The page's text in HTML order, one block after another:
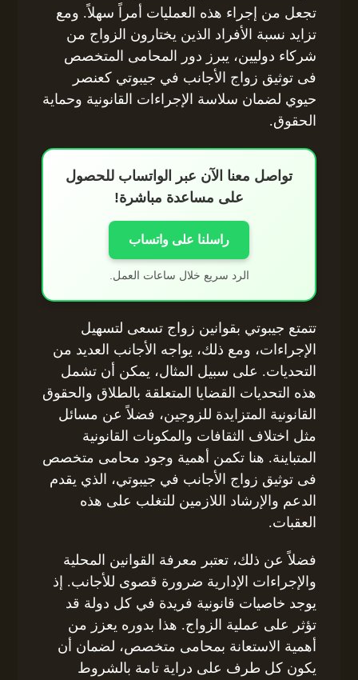
تجعل من إجراء هذه العمليات أمراً سهلاً. ومع
تزايد نسبة الأفراد الذين يختارون الزواج من
شركاء دوليين، يبرز دور المحامى المتخصص
فى توثيق زواج الأجانب في جيبوتي كعنصر
حيوي لضمان سلاسة الإجراءات القانونية وحماية
الحقوق.
تواصل معنا الآن عبر الواتساب للحصول
على مساعدة مباشرة!
راسلنا على واتساب
الرد سريع خلال ساعات العمل.
تتمتع جيبوتي بقوانين زواج تسعى لتسهيل
الإجراءات، ومع ذلك، يواجه الأجانب العديد من
التحديات. على سبيل المثال، يمكن أن تشمل
هذه التحديات القضايا المتعلقة بالطلاق والحقوق
القانونية المتزايدة للزوجين، فضلاً عن مسائل
مثل اختلاف الثقافات والمكونات القانونية
المتباينة. هنا تكمن أهمية وجود محامى متخصص
فى توثيق زواج الأجانب في جيبوتي، الذي يقدم
الدعم والإرشاد اللازمين للتغلب على هذه
العقبات.
فضلاً عن ذلك، تعتبر معرفة القوانين المحلية
والإجراءات الإدارية ضرورة قصوى للأجانب. إذ
يوجد خاصيات قانونية فريدة في كل دولة قد
تؤثر على عملية الزواج. هذا بدوره يعزز من
أهمية الاستعانة بمحامى متخصص، لضمان أن
يكون كل طرف على دراية تامة بالشروط